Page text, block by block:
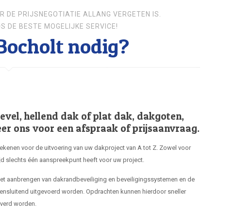
DE PRIJSNEGOTIATIE ALLANG VERGETEN IS.
DE BESTE MOGELIJKE SERVICE!
nodig?
hellend dak of plat dak, dakgoten,
ons voor een afspraak of prijsaanvraag.
voor de uitvoering van uw dakproject van A tot Z. Zowel voor
slechts één aanspreekpunt heeft voor uw project.
aanbrengen van dakrandbeveiliging en beveiligingssystemen en de
uitgevoerd worden. Opdrachten kunnen hierdoor sneller
worden.